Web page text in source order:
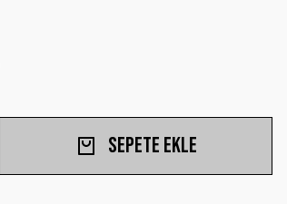
Sepete Ekle